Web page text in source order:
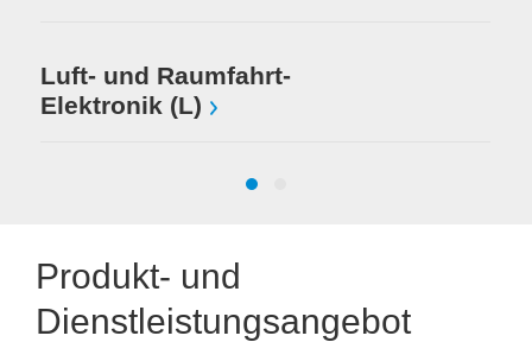
Luft- und Raumfahrt-
Elektronik (L)
Produkt- und
Dienstleistungsangebot